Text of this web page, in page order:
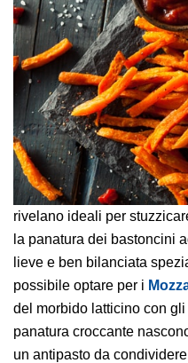
rivelano ideali per
la panatura dei bastoncini
lieve e ben bilanciata
possibile optare per i
del morbido latticino con
panatura croccante
un antipasto da